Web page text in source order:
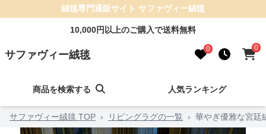
絨毯専門通販サイト サファヴィー絨毯
10,000円以上のご購入で送料無料
サファヴィー絨毯 0 0
商品を検索する 人気ランキング
サファヴィー絨毯 TOP › リビングラグの一覧 › 華やぎ優雅な宮廷